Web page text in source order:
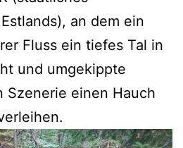
an dem ein
Fluss ein tiefes Tal in
und umgekippte
Szenerie einen Hauch